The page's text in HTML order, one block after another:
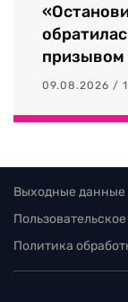
призывом
09.08.2026 /
Выходные данные
Политика